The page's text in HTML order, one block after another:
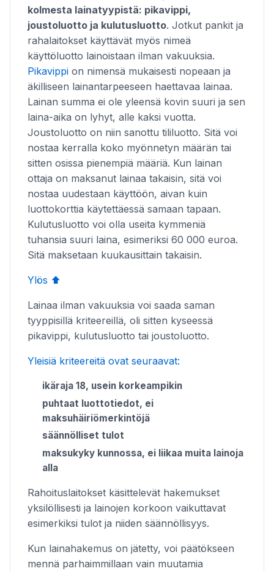
kolmesta lainatyypistä: pikavippi,
joustoluotto ja kulutusluotto. Jotkut pankit ja
rahalaitokset käyttävät myös nimeä
käyttöluotto lainoistaan ilman vakuuksia.
Pikavippi on nimensä mukaisesti nopeaan ja
äkilliseen lainantarpeeseen haettavaa lainaa.
Lainan summa ei ole yleensä kovin suuri ja sen
laina-aika on lyhyt, alle kaksi vuotta.
Joustoluotto on niin sanottu tililuotto. Sitä voi
nostaa kerralla koko myönnetyn määrän tai
sitten osissa pienempiä määriä. Kun lainan
ottaja on maksanut lainaa takaisin, sitä voi
nostaa uudestaan käyttöön, aivan kuin
luottokorttia käytettäessä samaan tapaan.
Kulutusluotto voi olla useita kymmeniä
tuhansia suuri laina, esimeriksi 60 000 euroa.
Sitä maksetaan kuukausittain takaisin.
Ylös ⬆️
Lainaa ilman vakuuksia voi saada saman
tyyppisillä kriteereillä, oli sitten kyseessä
pikavippi, kulutusluotto tai joustoluotto.
Yleisiä kriteereitä ovat seuraavat:
ikäraja 18, usein korkeampikin
puhtaat luottotiedot, ei
maksuhäiriömerkintöjä
säännölliset tulot
maksukyky kunnossa, ei liikaa muita lainoja
alla
Rahoituslaitokset käsittelevät hakemukset
yksilöllisesti ja lainojen korkoon vaikuttavat
esimerkiksi tulot ja niiden säännöllisyys.
Kun lainahakemus on jätetty, voi päätökseen
mennä parhaimmillaan vain muutamia